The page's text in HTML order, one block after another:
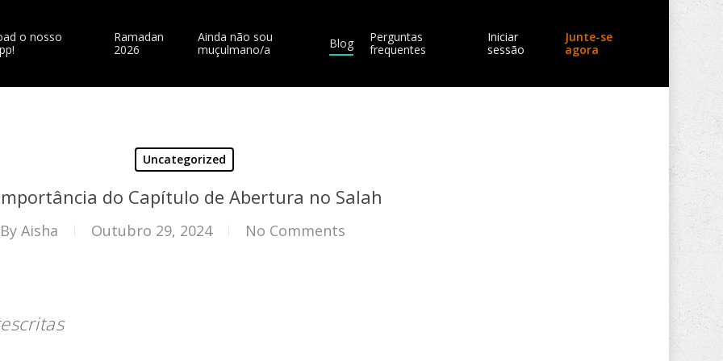
o nosso
Ramadan
2026
Ainda não sou
muçulmano/a
Blog
Perguntas
frequentes
Iniciar
sessão
Junte-se
agora
Uncategorized
do Capítulo de Abertura no Salah
By Aisha Outubro 29, 2024 No Comments